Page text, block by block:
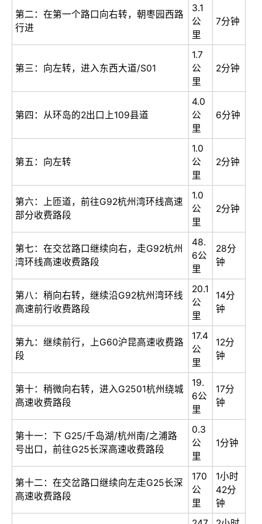
第二：在第一个路口向右转，朝枣园西路
行进
3.1
公
里
7分钟
第三：向左转，进入东西大道/S01
1.7
公
里
2分钟
第四：从环岛的2出口上109县道
4.0
公
里
6分钟
第五：向左转
1.0
公
里
2分钟
第六：上匝道，前往G92杭州湾环线高速
部分收费路段
1.0
公
里
2分钟
第七：在交岔路口继续向右，走G92杭州
湾环线高速收费路段
48.
6公
里
28分
钟
第八：稍向右转，继续沿G92杭州湾环线
高速前行收费路段
20.1
公
里
14分
钟
第九：继续前行，上G60沪昆高速收费路
段
17.4
公
里
12分
钟
第十：稍微向右转，进入G2501杭州绕城
高速收费路段
19.
6公
里
17分
钟
第十一：下 G25/千岛湖/杭州南/之浦路
号出口，前往G25长深高速收费路段
0.3
公
里
1分钟
第十二：在交岔路口继续向左走G25长深
高速收费路段
170
公
里
1小时
42分
钟